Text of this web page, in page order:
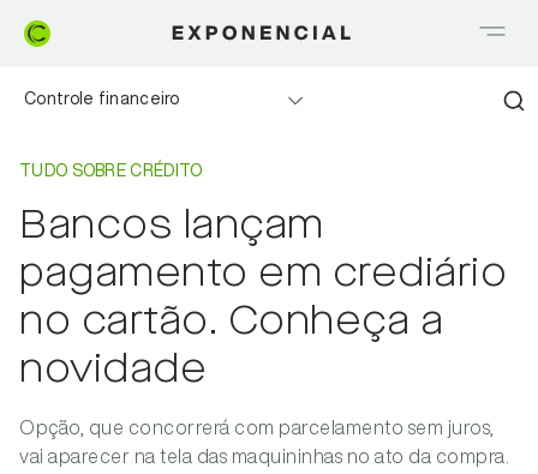
Controle financeiro
Realizando sonhos
Saia do Vermelho
Me explica Creditas
Tudo sobre Crédito
Meu negócio
Home Tudo sobre Crédito
TUDO SOBRE CRÉDITO
Bancos lançam
pagamento em crediário
no cartão. Conheça a
novidade
Opção, que concorrerá com parcelamento sem juros,
vai aparecer na tela das maquininhas no ato da compra.